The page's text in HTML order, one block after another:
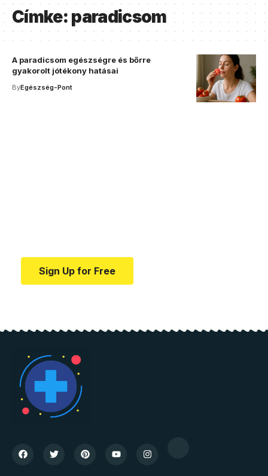
Címke: paradicsom
A paradicsom egészségre és bőrre
gyakorolt jótékony hatásai
ByEgészség-Pont
Sign Up for Free